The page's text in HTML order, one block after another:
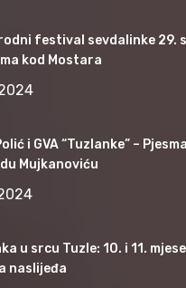
festival sevdalinke 29.
kod Mostara
i GVA “Tuzlanke” –
Mujkanoviću
u srcu Tuzle: 10. i 11.
naslijeđa